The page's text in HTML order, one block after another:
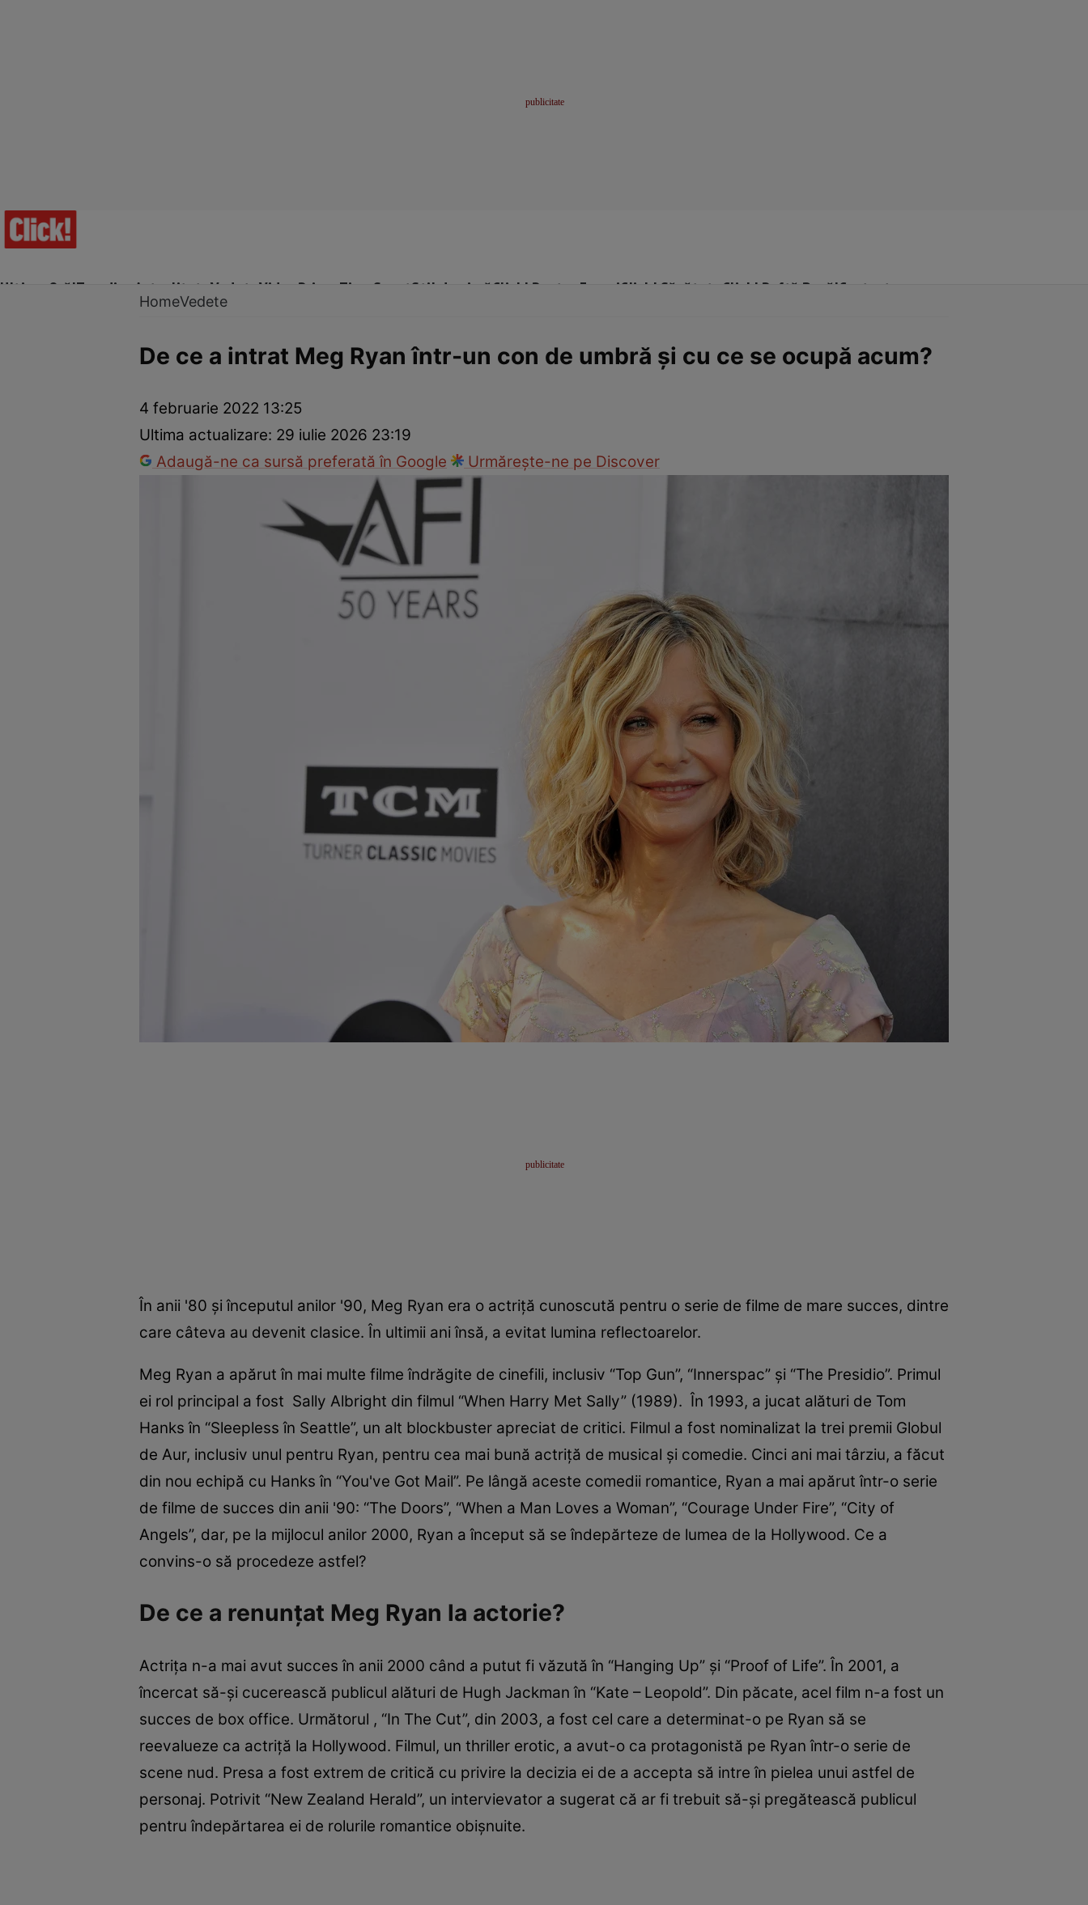
Ultima Oră!Trending Actualitate Vedete Video Prime Time SportStil de viațăClick! Pentru FemeiClick! Sănătate Click! Poftă Bună!Contact
Vedete internaționaleVedete româneștiInterviurile Click!
HomeVedete
De ce a intrat Meg Ryan într-un con de umbră şi cu ce se ocupă acum?
4 februarie 2022 13:25
Ultima actualizare: 29 iulie 2026 23:19
Adaugă-ne ca sursă preferată în Google
Urmărește-ne pe Discover
În anii '80 şi începutul anilor '90, Meg Ryan era o actriţă cunoscută pentru o serie de filme de mare succes, dintre
care câteva au devenit clasice. În ultimii ani însă, a evitat lumina reflectoarelor.
Meg Ryan a apărut în mai multe filme îndrăgite de cinefili, inclusiv “Top Gun”, “Innerspac” şi “The Presidio”. Primul
ei rol principal a fost Sally Albright din filmul “When Harry Met Sally” (1989). În 1993, a jucat alături de Tom
Hanks în “Sleepless în Seattle”, un alt blockbuster apreciat de critici. Filmul a fost nominalizat la trei premii Globul
de Aur, inclusiv unul pentru Ryan, pentru cea mai bună actriţă de musical şi comedie. Cinci ani mai târziu, a făcut
din nou echipă cu Hanks în “You've Got Mail”. Pe lângă aceste comedii romantice, Ryan a mai apărut într-o serie
de filme de succes din anii '90: “The Doors”, “When a Man Loves a Woman”, “Courage Under Fire”, “City of
Angels”, dar, pe la mijlocul anilor 2000, Ryan a început să se îndepărteze de lumea de la Hollywood. Ce a
convins-o să procedeze astfel?
De ce a renunţat Meg Ryan la actorie?
Actriţa n-a mai avut succes în anii 2000 când a putut fi văzută în “Hanging Up” şi “Proof of Life”. În 2001, a
încercat să-şi cucerească publicul alături de Hugh Jackman în “Kate – Leopold”. Din păcate, acel film n-a fost un
succes de box office. Următorul , “In The Cut”, din 2003, a fost cel care a determinat-o pe Ryan să se
reevalueze ca actriţă la Hollywood. Filmul, un thriller erotic, a avut-o ca protagonistă pe Ryan într-o serie de
scene nud. Presa a fost extrem de critică cu privire la decizia ei de a accepta să intre în pielea unui astfel de
personaj. Potrivit “New Zealand Herald”, un intervievator a sugerat că ar fi trebuit să-şi pregătească publicul
pentru îndepărtarea ei de rolurile romantice obişnuite.